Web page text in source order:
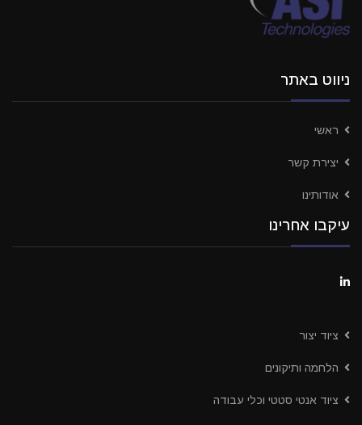
ניווט באתר
ראשי
יצירת קשר
אודותינו
עיקבו אחרינו
ציוד יצור
הלחמה ותיקונים
ציוד אנטי סטטי וכלי עבודה